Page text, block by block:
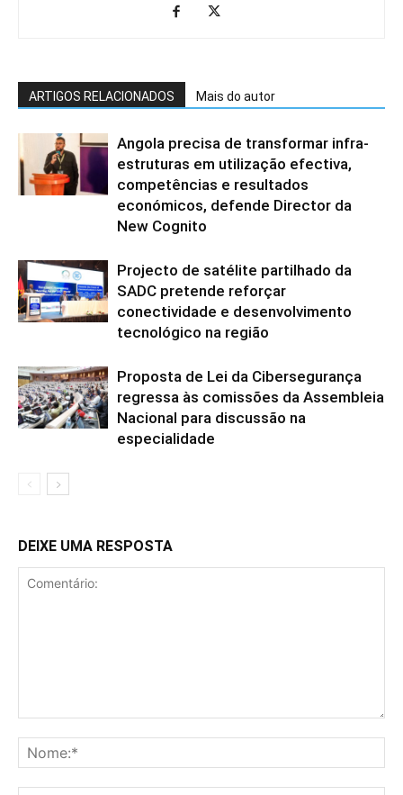
ARTIGOS RELACIONADOS Mais do autor
Angola precisa de transformar infra-
estruturas em utilização efectiva,
competências e resultados
económicos, defende Director da
New Cognito
Projecto de satélite partilhado da
SADC pretende reforçar
conectividade e desenvolvimento
tecnológico na região
Proposta de Lei da Cibersegurança
regressa às comissões da Assembleia
Nacional para discussão na
especialidade
DEIXE UMA RESPOSTA